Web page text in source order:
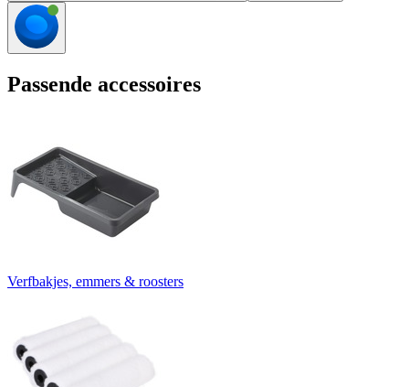
Passende accessoires
Verfbakjes, emmers & roosters